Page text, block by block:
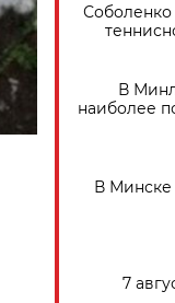
В
наиболее
В Минске
7